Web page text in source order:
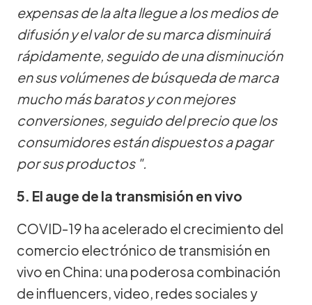
expensas de la alta llegue a los medios de
difusión y el valor de su marca disminuirá
rápidamente, seguido de una disminución
en sus volúmenes de búsqueda de marca
mucho más baratos y con mejores
conversiones, seguido del precio que los
consumidores están dispuestos a pagar
por sus productos ".
5. El auge de la transmisión en vivo
COVID-19 ha acelerado el crecimiento del
comercio electrónico de transmisión en
vivo en China: una poderosa combinación
de influencers, video, redes sociales y